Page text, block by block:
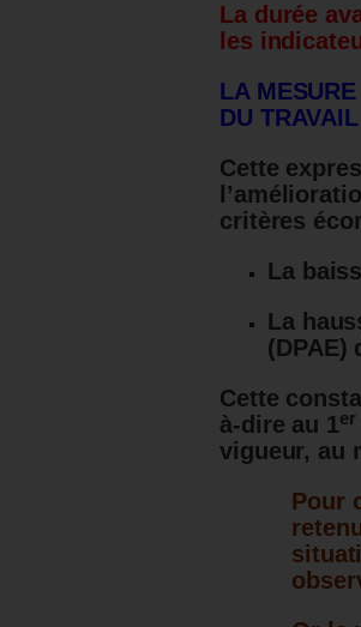
La durée
les
LA
DU
Cette
critères
La
La
(DPAE)
Cette
à-dire au 1er
vigueur, au
Pour